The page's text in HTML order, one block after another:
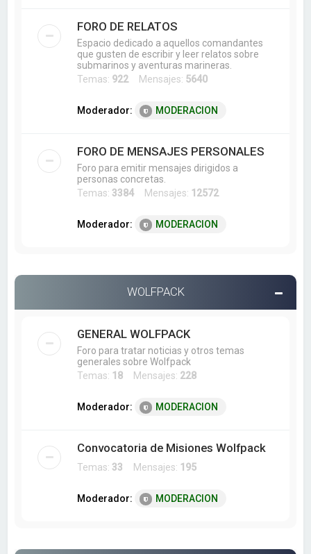
FORO DE RELATOS
Espacio dedicado a aquellos comandantes
que gusten de escribir y leer relatos sobre
submarinos y aventuras marineras.
Temas: 922Mensajes: 5640
Moderador: MODERACION
FORO DE MENSAJES PERSONALES
Foro para emitir mensajes dirigidos a
personas concretas.
Temas: 3384 Mensajes: 12572
Moderador: MODERACION
WOLFPACK
GENERAL WOLFPACK
Foro para tratar noticias y otros temas
generales sobre Wolfpack
Temas: 18 Mensajes: 228
Moderador: MODERACION
Convocatoria de Misiones Wolfpack
Temas: 33 Mensajes: 195
Moderador: MODERACION